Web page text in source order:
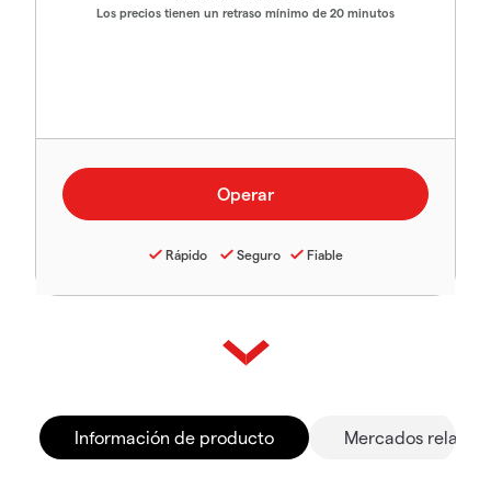
Los precios tienen un retraso mínimo de 20 minutos
Rápido Seguro Fiable
Información de producto Mercados